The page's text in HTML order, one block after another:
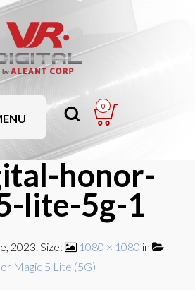
0
honor-
lite-5g-1
2023. Size: 1080 × 1080 in
Magic 5 Lite (5G)